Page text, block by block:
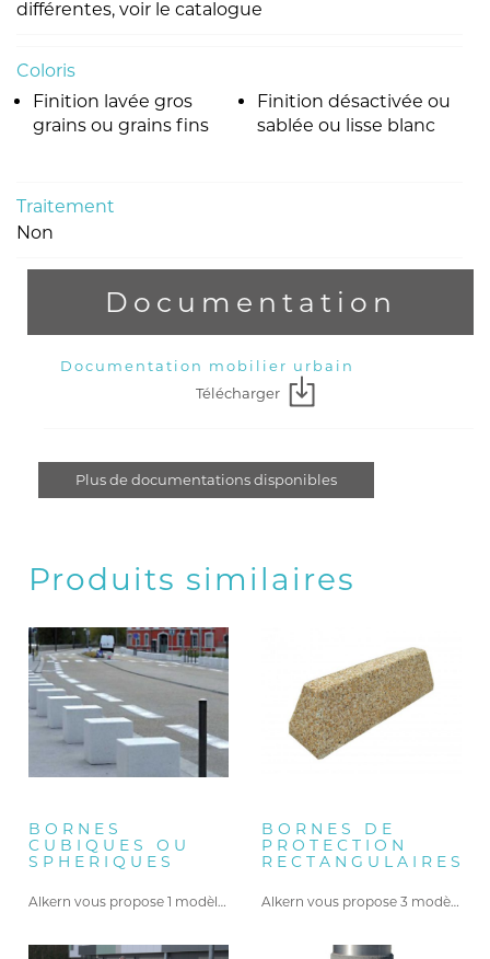
différentes, voir le catalogue
Coloris
Finition lavée gros
grains ou grains fins
Finition désactivée ou
sablée ou lisse blanc
Traitement
Non
Documentation
Documentation mobilier urbain
Télécharger
Plus de documentations disponibles
Produits similaires
BORNES
CUBIQUES OU
SPHERIQUES
Alkern vous propose 1 modèle…
BORNES DE
PROTECTION
RECTANGULAIRES
Alkern vous propose 3 modèles…